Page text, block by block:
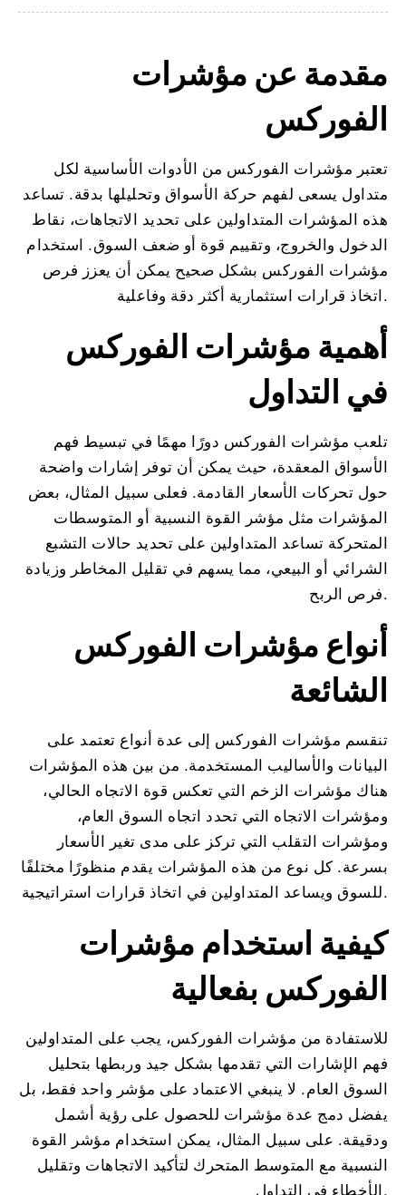
مقدمة عن مؤشرات
الفوركس
تعتبر مؤشرات الفوركس من الأدوات الأساسية لكل
متداول يسعى لفهم حركة الأسواق وتحليلها بدقة. تساعد
هذه المؤشرات المتداولين على تحديد الاتجاهات، نقاط
الدخول والخروج، وتقييم قوة أو ضعف السوق. استخدام
مؤشرات الفوركس بشكل صحيح يمكن أن يعزز فرص
اتخاذ قرارات استثمارية أكثر دقة وفاعلية.
أهمية مؤشرات الفوركس
في التداول
تلعب مؤشرات الفوركس دورًا مهمًا في تبسيط فهم
الأسواق المعقدة، حيث يمكن أن توفر إشارات واضحة
حول تحركات الأسعار القادمة. فعلى سبيل المثال، بعض
المؤشرات مثل مؤشر القوة النسبية أو المتوسطات
المتحركة تساعد المتداولين على تحديد حالات التشبع
الشرائي أو البيعي، مما يسهم في تقليل المخاطر وزيادة
فرص الربح.
أنواع مؤشرات الفوركس
الشائعة
تنقسم مؤشرات الفوركس إلى عدة أنواع تعتمد على
البيانات والأساليب المستخدمة. من بين هذه المؤشرات
هناك مؤشرات الزخم التي تعكس قوة الاتجاه الحالي،
ومؤشرات الاتجاه التي تحدد اتجاه السوق العام،
ومؤشرات التقلب التي تركز على مدى تغير الأسعار
بسرعة. كل نوع من هذه المؤشرات يقدم منظورًا مختلفًا
للسوق ويساعد المتداولين في اتخاذ قرارات استراتيجية.
كيفية استخدام مؤشرات
الفوركس بفعالية
للاستفادة من مؤشرات الفوركس، يجب على المتداولين
فهم الإشارات التي تقدمها بشكل جيد وربطها بتحليل
السوق العام. لا ينبغي الاعتماد على مؤشر واحد فقط، بل
يفضل دمج عدة مؤشرات للحصول على رؤية أشمل
ودقيقة. على سبيل المثال، يمكن استخدام مؤشر القوة
النسبية مع المتوسط المتحرك لتأكيد الاتجاهات وتقليل
الأخطاء في التداول.